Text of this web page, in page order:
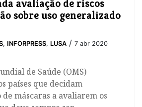
avaliação de riscos
sobre uso generalizado
, INFORPRESS, LUSA / 7 abr 2020
de Saúde (OMS)
países que decidam
máscaras a avaliarem os